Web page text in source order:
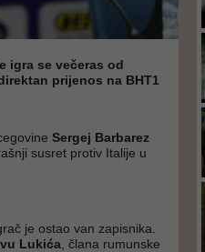
igra se večeras od
prijenos na BHT1
Sergej Barbarez
susret protiv Italije u
je ostao van zapisnika.
Lukića , člana rumunske